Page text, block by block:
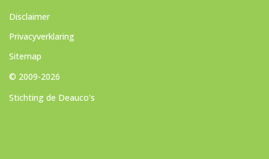
Disclaimer
Privacyverklaring
Sitemap
© 2009-2026
Stichting de Deauco's